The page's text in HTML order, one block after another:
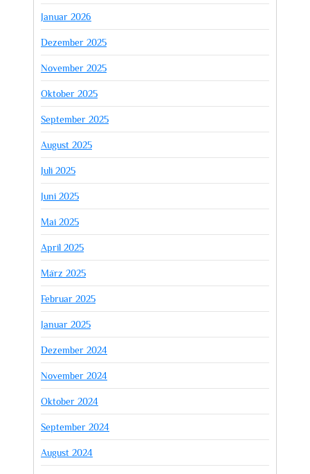
Januar 2026
Dezember 2025
November 2025
Oktober 2025
September 2025
August 2025
Juli 2025
Juni 2025
Mai 2025
April 2025
März 2025
Februar 2025
Januar 2025
Dezember 2024
November 2024
Oktober 2024
September 2024
August 2024